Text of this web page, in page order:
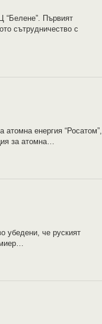
“Белене”. Първият
сътрудничество с
енергия “Росатом”,
за атомна…
убедени, че руският